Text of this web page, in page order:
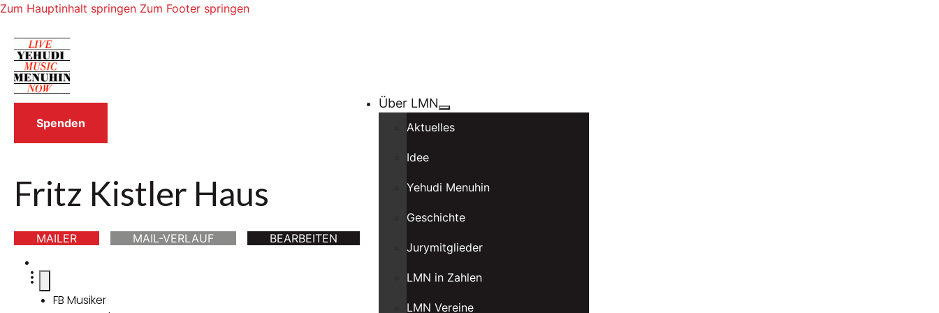
Zum Hauptinhalt springen Zum Footer springen
Über LMN
Aktuelles
Idee
Yehudi Menuhin
Geschichte
Jurymitglieder
LMN in Zahlen
LMN Vereine
Spenden
Fritz Kistler Haus
MAILER MAIL-VERLAUF BEARBEITEN
FB Musiker